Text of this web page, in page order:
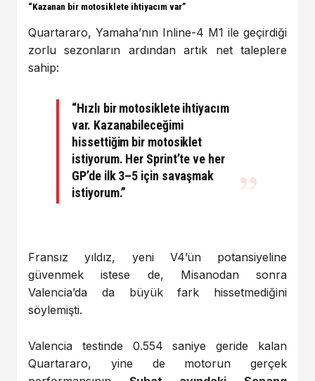
“Kazanan bir motosiklete ihtiyacım var”
Quartararo, Yamaha’nın Inline-4 M1 ile geçirdiği
zorlu sezonların ardından artık net taleplere
sahip:
“Hızlı bir motosiklete ihtiyacım
var. Kazanabileceğimi
hissettiğim bir motosiklet
istiyorum. Her Sprint’te ve her
GP’de ilk 3–5 için savaşmak
istiyorum.”
Fransız yıldız, yeni V4’ün potansiyeline
güvenmek istese de, Misanodan sonra
Valencia’da da büyük fark hissetmediğini
söylemişti.
Valencia testinde 0.554 saniye geride kalan
Quartararo, yine de motorun gerçek